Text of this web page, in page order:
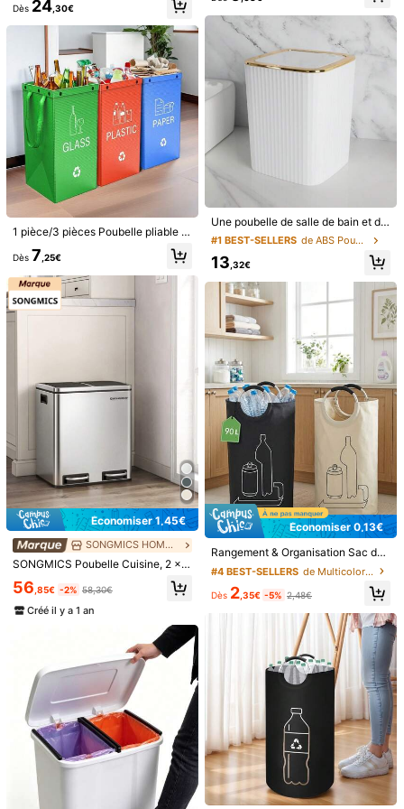
Vous Aimerez Aussi
recommander Outils & amélioration de l'habitat Téléphones
Dès 3,05€3,06€
1 pièce Sac étanche pour téléphones portables Sac de séchage en plastique épais pour l'été et l'extérieur Étui étanche pour la plongée la natation les plages les croisières et les fêtes à la piscine Étui de téléphone léger pour l'été Compatible avec les écrans tactiles sensibles
3,48€
Économiser 0,05€
Râpe à callosités électrique rechargeable USB, 2 vitesses, avec lumière LED et rouleau de rechange, brosse à pieds portable et durable, convient pour la peau morte, la peau sèche/fendillée et les callosités, idéal pour la maison et les voyages, cadeau parfait pour Halloween/Noël pour les hommes et les femmes, cadeau de soin personnel
(1000+)
Dès 5,17€5,22€
Économiser 0,04€
-1% 2,87€
Dès 24,30€
1 pièce/3 pièces Poubelle pliable réutilisable facile à nettoyer, grande capacité, poubelle durable pour l'extérieur, la cuisine, le salon, la chambre, le bureau, la maison. Conteneur de tri des déchets à design pliable portable
Dès 7 ,25€
Économiser 1,45€
SONGMICS HOME FR 2
SONGMICS Poubelle Cuisine, 2 x 15L, Poubelle Tri, avec Pédale, 2 Compartiments, 15 Sacs Poubelles, Seaux Intérieurs, Couvercles en Douceur, en Acier, Argent Métallique et Noir d'Encre
56 ,85€ -2% 58,30€
Créé il y a 1 an
Une poubelle de salle de bain et de toilette rayée en finition platine de luxe légère, Fournisseurs de cuisine, salle de bain, maison, articles ménagers
#1 BEST-SELLERS de ABS Poubelles
13 ,32€
Économiser 0,13€
Rangement & Organisation Sac de tri autoportant 90L Poubelle vide Panier de rangement en tissu Oxford Panier organisateur de vêtements pour buanderie Saison de remise des diplômes Panier de rangement divers Panier à linge
#4 BEST-SELLERS de Multicolore Poubelles
Dès 2,35€ -5% 2,48€